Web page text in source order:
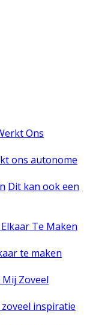
ons autonome
Dit kan ook een
te maken
inspiratie